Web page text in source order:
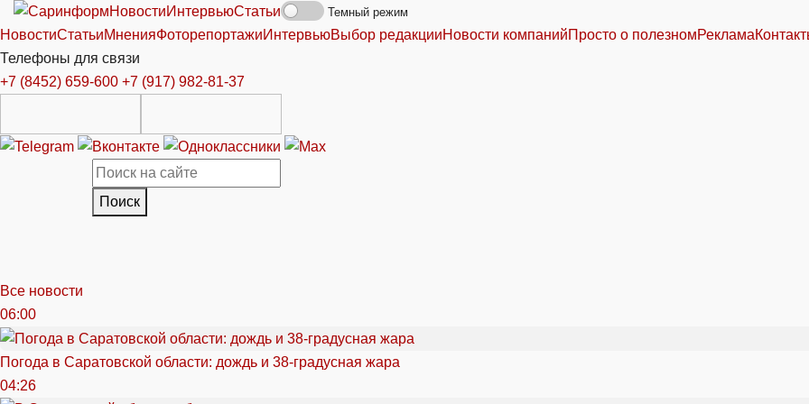
НовостиИнтервьюСтатьи Темный режим
НовостиСтатьиМненияФоторепортажиИнтервьюВыбор редакцииНовости компанийПросто о полезномРеклама
Телефоны для связи
+7 (8452) 659-600 +7 (917) 982-81-37
Поиск
Все новости
06:00
Погода в Саратовской области: дождь и 38-градусная жара
04:26